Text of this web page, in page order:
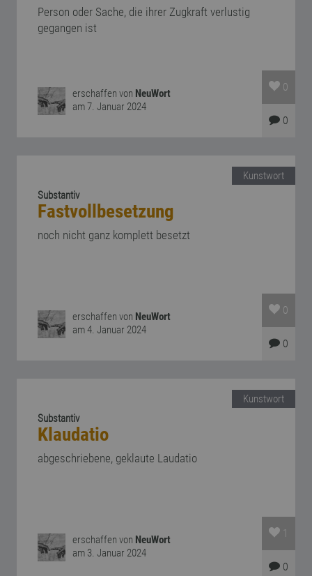
Person oder Sache, die ihrer Zugkraft verlustig
gegangen ist
erschaffen von NeuWort
am 7. Januar 2024
0
0
Kunstwort
Substantiv
Fastvollbesetzung
noch nicht ganz komplett besetzt
erschaffen von NeuWort
am 4. Januar 2024
0
0
Kunstwort
Substantiv
Klaudatio
abgeschriebene, geklaute Laudatio
erschaffen von NeuWort
am 3. Januar 2024
1
0